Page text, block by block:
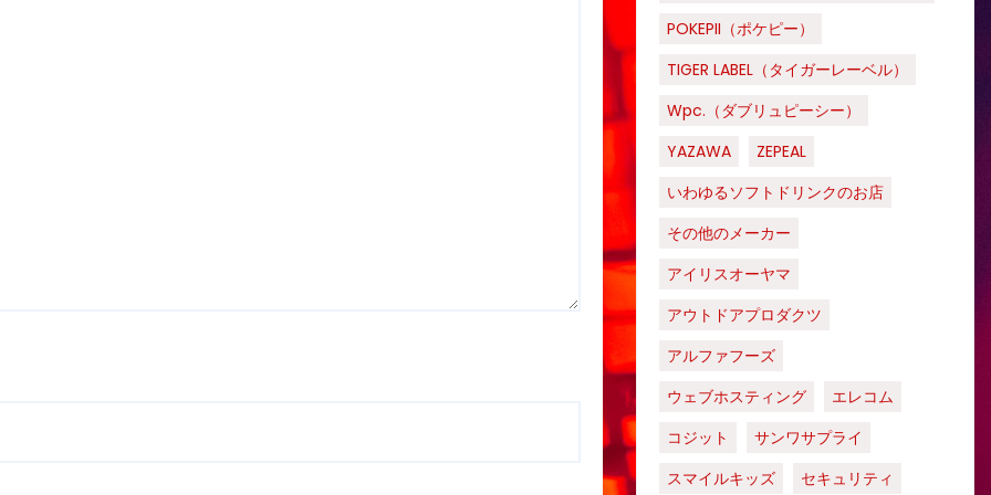
POKEPII（ポケピー）
TIGER LABEL（タイガーレーベル）
Wpc.（ダブリュピーシー）
YAZAWA
ZEPEAL
いわゆるソフトドリンクのお店
その他のメーカー
アイリスオーヤマ
アウトドアプロダクツ
アルファフーズ
ウェブホスティング
エレコム
コジット
サンワサプライ
スマイルキッズ
セキュリティ